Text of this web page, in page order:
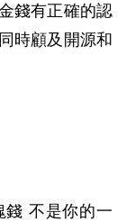
錢有正確的認
時顧及開源和
錢 不是你的一